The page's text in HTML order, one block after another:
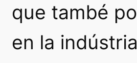
que també
en la